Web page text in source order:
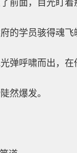
前面，目光盯
的学员骇得魂
弹呼啸而出，
然爆发。